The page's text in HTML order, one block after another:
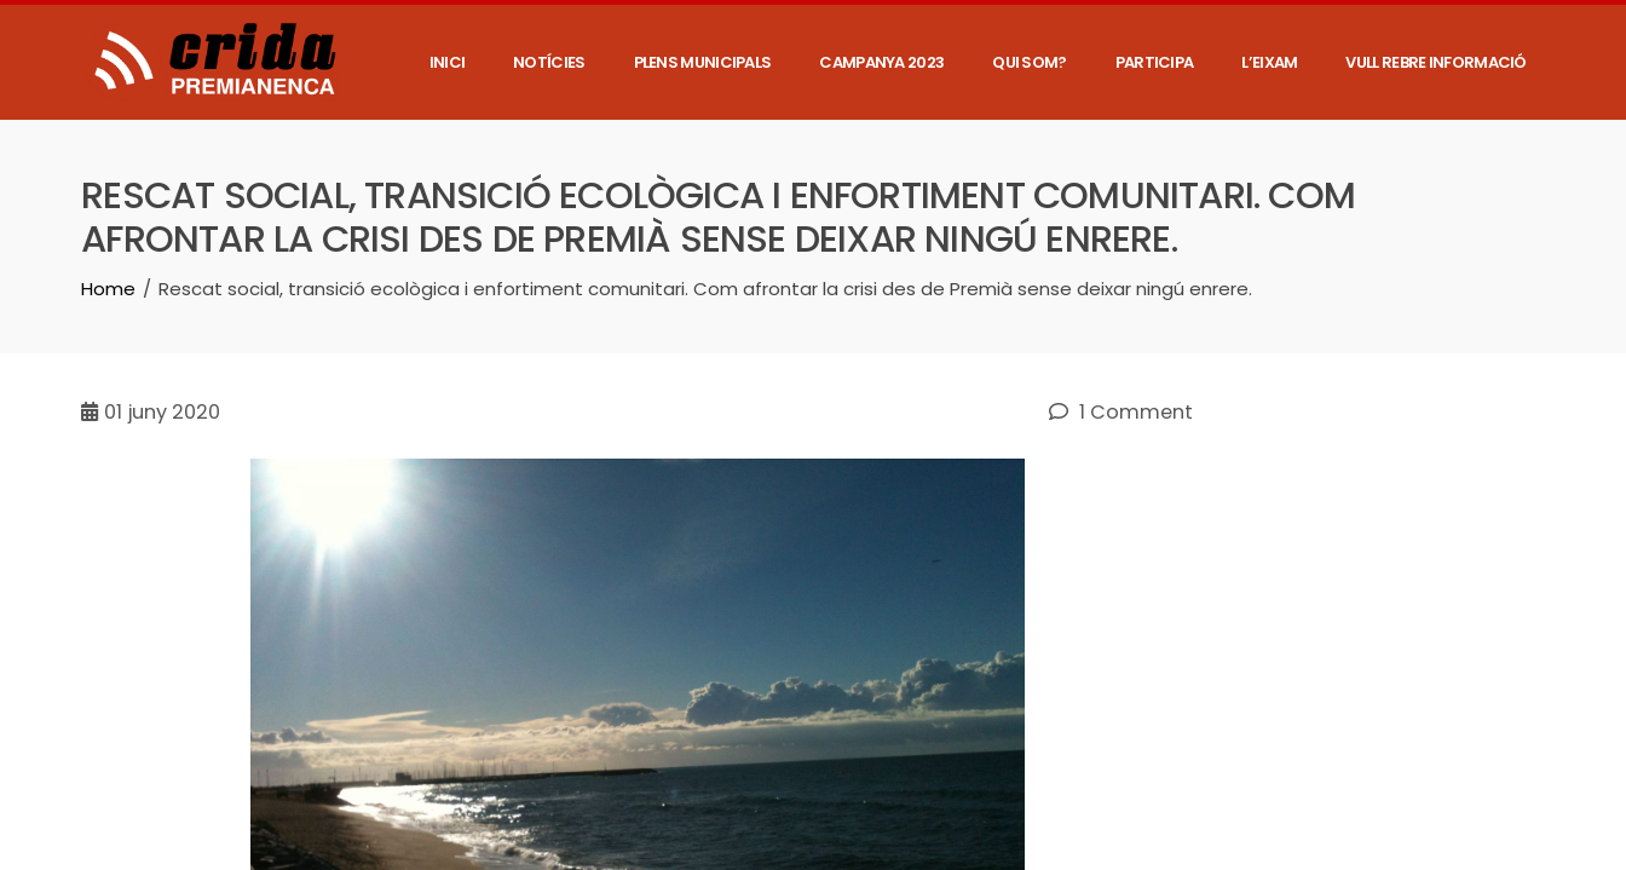
Skip
INICI NOTÍCIES PLENS MUNICIPALS CAMPANYA 2023 QUI SOM? PARTICIPA L’EIXAM VULL REBRE INFORMACIÓ
RESCAT SOCIAL, TRANSICIÓ ECOLÒGICA I ENFORTIMENT COMUNITARI. COM
AFRONTAR LA CRISI DES DE PREMIÀ SENSE DEIXAR NINGÚ ENRERE.
Home Rescat social, transició ecològica i enfortiment comunitari. Com afrontar la crisi des de Premià sense deixar ningú enrere.
01 juny 2020 1 Comment